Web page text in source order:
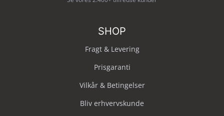
SHOP
Fragt & Levering
Prisgaranti
Vilkår & Betingelser
Bliv erhvervskunde